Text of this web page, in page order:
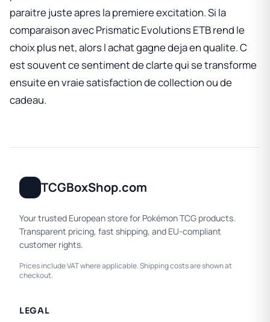
paraitre juste apres la premiere excitation. Si la
comparaison avecPrismatic Evolutions ETBrend le
choix plus net, alors l achat gagne deja en qualite. C
est souvent ce sentiment de clarte qui se transforme
ensuite en vraie satisfaction de collection ou de
cadeau.
TCGBoxShop.com
Your trusted European store for Pokémon TCG products.
Transparent pricing, fast shipping, and EU-compliant
customer rights.
Prices include VAT where applicable. Shipping costs are shown at
checkout.
LEGAL